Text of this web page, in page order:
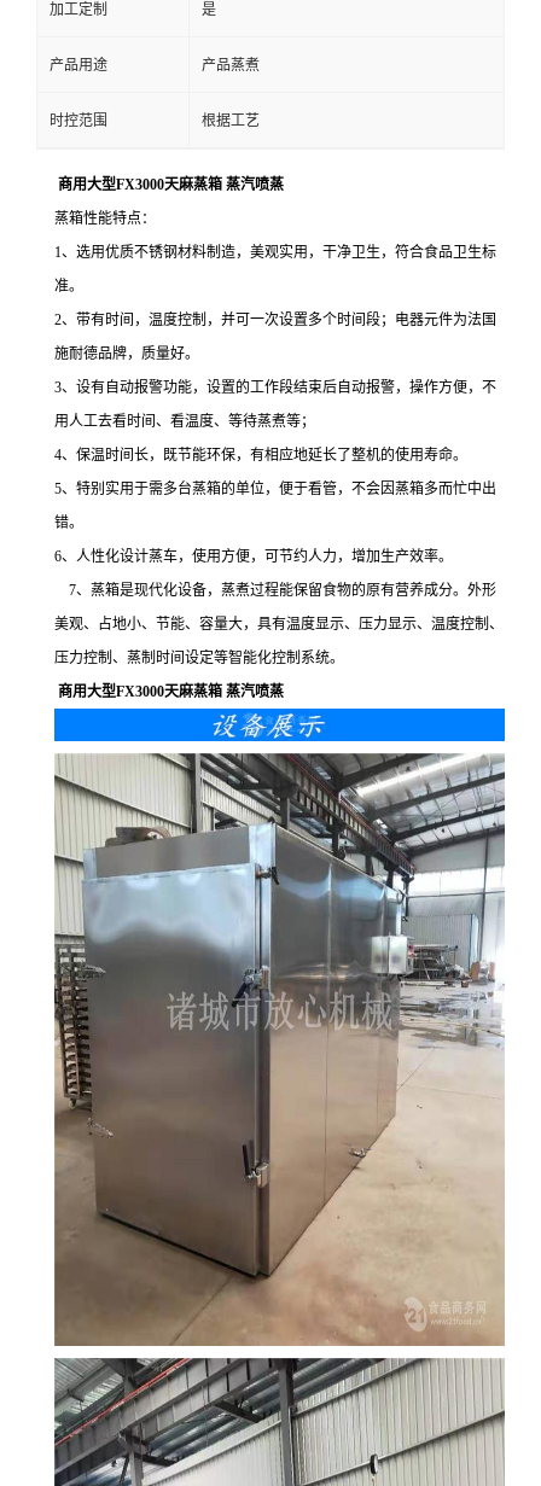
加工定制 是
产品用途 产品蒸煮
时控范围 根据工艺
商用大型FX3000天麻蒸箱 蒸汽喷蒸
蒸箱性能特点：
1、选用优质不锈钢材料制造，美观实用，干净卫生，符合食品卫生标
准。
2、带有时间，温度控制，并可一次设置多个时间段；电器元件为法国
施耐德品牌，质量好。
3、设有自动报警功能，设置的工作段结束后自动报警，操作方便，不
用人工去看时间、看温度、等待蒸煮等；
4、保温时间长，既节能环保，有相应地延长了整机的使用寿命。
5、特别实用于需多台蒸箱的单位，便于看管，不会因蒸箱多而忙中出
错。
6、人性化设计蒸车，使用方便，可节约人力，增加生产效率。
7、蒸箱是现代化设备，蒸煮过程能保留食物的原有营养成分。外形
美观、占地小、节能、容量大，具有温度显示、压力显示、温度控制、
压力控制、蒸制时间设定等智能化控制系统。
商用大型FX3000天麻蒸箱 蒸汽喷蒸